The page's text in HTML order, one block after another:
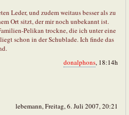
Leder, und zudem weitaus besser als zu
Ort sitzt, der mir noch unbekannt ist.
Pelikan trockne, die ich unter eine
schon in der Schublade. Ich finde das
donalphons, 18:14h
lebemann, Freitag, 6. Juli 2007, 20:21